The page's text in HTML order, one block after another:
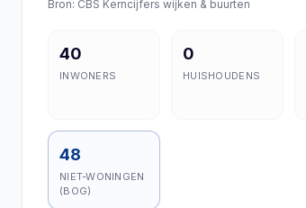
Bron: CBS Kerncijfers wijken & buurten
40
INWONERS
0
HUISHOUDENS
48
NIET-WONINGEN
(BOG)